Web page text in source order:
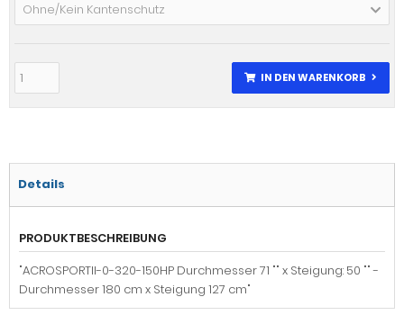
Ohne/Kein Kantenschutz
IN DEN WARENKORB
Details
PRODUKTBESCHREIBUNG
"ACROSPORTII-0-320-150HP Durchmesser 71 "" x Steigung: 50 "" -
Durchmesser 180 cm x Steigung 127 cm"